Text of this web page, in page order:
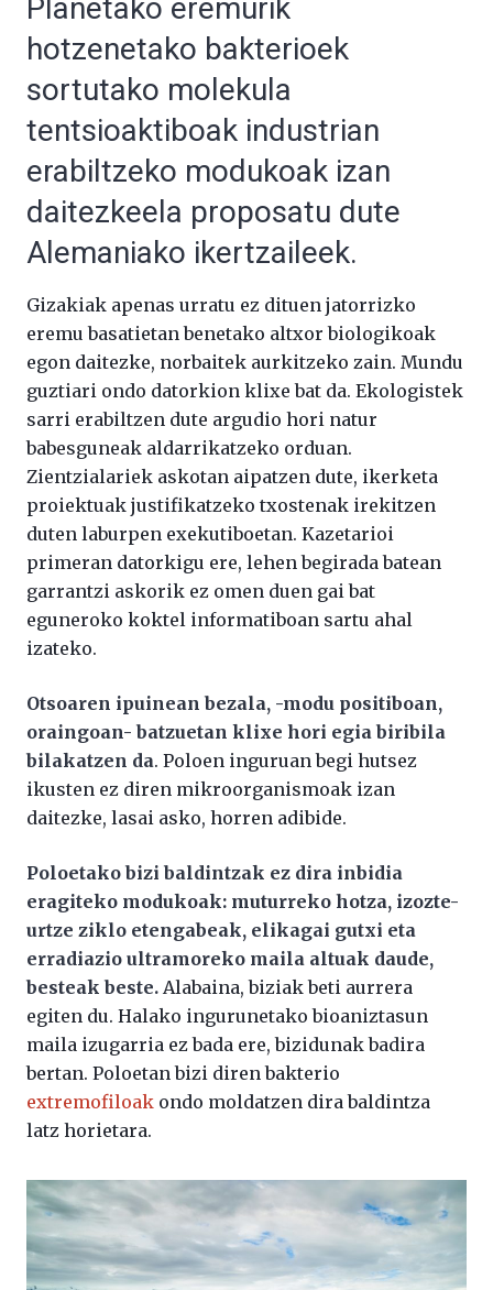
Planetako eremurik
hotzenetako bakterioek
sortutako molekula
tentsioaktiboak industrian
erabiltzeko modukoak izan
daitezkeela proposatu dute
Alemaniako ikertzaileek.
Gizakiak apenas urratu ez dituen jatorrizko
eremu basatietan benetako altxor biologikoak
egon daitezke, norbaitek aurkitzeko zain. Mundu
guztiari ondo datorkion klixe bat da. Ekologistek
sarri erabiltzen dute argudio hori natur
babesguneak aldarrikatzeko orduan.
Zientzialariek askotan aipatzen dute, ikerketa
proiektuak justifikatzeko txostenak irekitzen
duten laburpen exekutiboetan. Kazetarioi
primeran datorkigu ere, lehen begirada batean
garrantzi askorik ez omen duen gai bat
eguneroko koktel informatiboan sartu ahal
izateko.
Otsoaren ipuinean bezala, -modu positiboan,
oraingoan- batzuetan klixe hori egia biribila
bilakatzen da. Poloen inguruan begi hutsez
ikusten ez diren mikroorganismoak izan
daitezke, lasai asko, horren adibide.
Poloetako bizi baldintzak ez dira inbidia
eragiteko modukoak: muturreko hotza, izozte-
urtze ziklo etengabeak, elikagai gutxi eta
erradiazio ultramoreko maila altuak daude,
besteak beste. Alabaina, biziak beti aurrera
egiten du. Halako ingurunetako bioaniztasun
maila izugarria ez bada ere, bizidunak badira
bertan. Poloetan bizi diren bakterio
extremofiloak ondo moldatzen dira baldintza
latz horietara.